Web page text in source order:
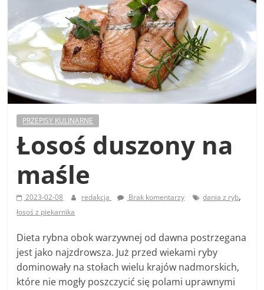
PRZEPISY KULINARNE
Łosoś duszony na
maśle
2023-02-08 redakcja Brak komentarzy dania z ryb,
łosoś z piekarnika
Dieta rybna obok warzywnej od dawna postrzegana
jest jako najzdrowsza. Już przed wiekami ryby
dominowały na stołach wielu krajów nadmorskich,
które nie mogły poszczycić się polami uprawnymi